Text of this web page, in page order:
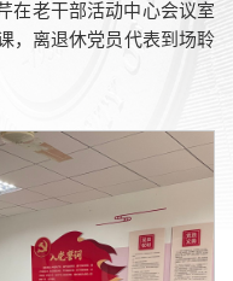
在老干部活动中心会议室
，离退休党员代表到场聆